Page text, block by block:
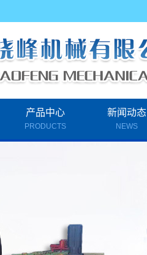
产品中心
PRODUCTS
太阳能光伏支架设备
新闻动态
NEWS